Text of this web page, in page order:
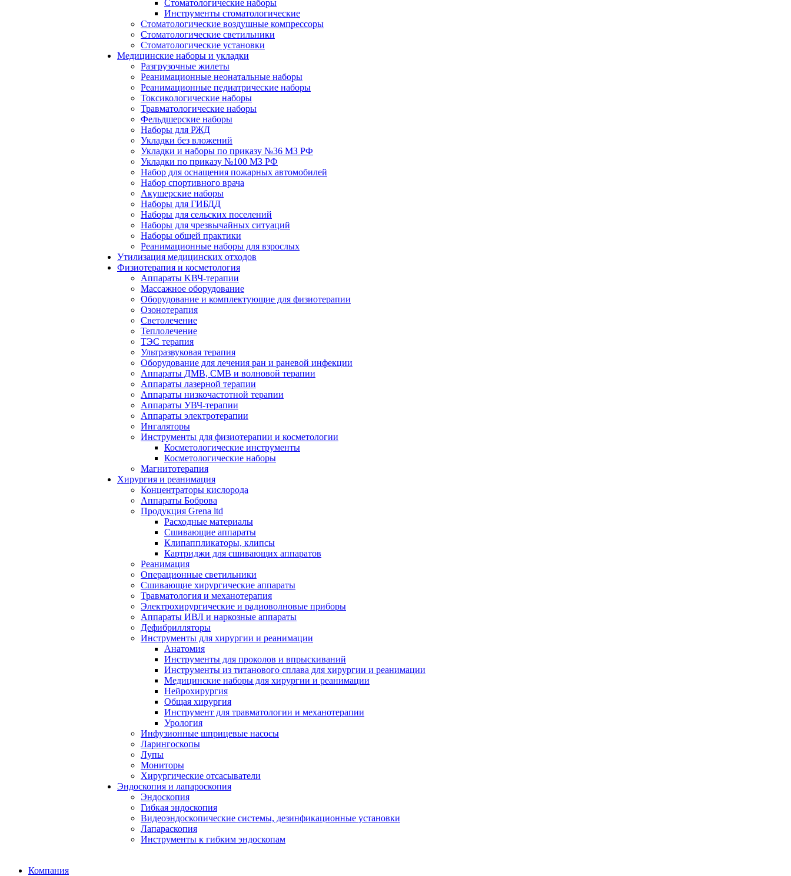
Стоматологические наборы
Инструменты стоматологические
Стоматологические воздушные компрессоры
Стоматологические светильники
Стоматологические установки
Медицинские наборы и укладки
Разгрузочные жилеты
Реанимационные неонатальные наборы
Реанимационные педиатрические наборы
Токсикологические наборы
Травматологические наборы
Фельдшерские наборы
Наборы для РЖД
Укладки без вложений
Укладки и наборы по приказу №36 МЗ РФ
Укладки по приказу №100 МЗ РФ
Набор для оснащения пожарных автомобилей
Набор спортивного врача
Акушерские наборы
Наборы для ГИБДД
Наборы для сельских поселений
Наборы для чрезвычайных ситуаций
Наборы общей практики
Реанимационные наборы для взрослых
Утилизация медицинских отходов
Физиотерапия и косметология
Аппараты KВЧ-терапии
Массажное оборудование
Оборудование и комплектующие для физиотерапии
Озонотерапия
Светолечение
Теплолечение
ТЭС терапия
Ультразвуковая терапия
Оборудование для лечения ран и раневой инфекции
Аппараты ДМВ, СМВ и волновой терапии
Аппараты лазерной терапии
Аппараты низкочастотной терапии
Аппараты УВЧ-терапии
Аппараты электротерапии
Ингаляторы
Инструменты для физиотерапии и косметологии
Косметологические инструменты
Косметологические наборы
Магнитотерапия
Хирургия и реанимация
Концентраторы кислорода
Аппараты Боброва
Продукция Grena ltd
Расходные материалы
Сшивающие аппараты
Клипаппликаторы, клипсы
Картриджи для сшивающих аппаратов
Реанимация
Операционные светильники
Сшивающие хирургические аппараты
Травматология и механотерапия
Электрохирургические и радиоволновые приборы
Аппараты ИВЛ и наркозные аппараты
Дефибрилляторы
Инструменты для хирургии и реанимации
Анатомия
Инструменты для проколов и впрыскиваний
Инструменты из титанового сплава для хирургии и реанимации
Медицинские наборы для хирургии и реанимации
Нейрохирургия
Общая хирургия
Инструмент для травматологии и механотерапии
Урология
Инфузионные шприцевые насосы
Ларингоскопы
Лупы
Мониторы
Хирургические отсасыватели
Эндоскопия и лапароскопия
Эндоскопия
Гибкая эндоскопия
Видеоэндоскопические системы, дезинфикационные установки
Лапараскопия
Инструменты к гибким эндоскопам
Компания